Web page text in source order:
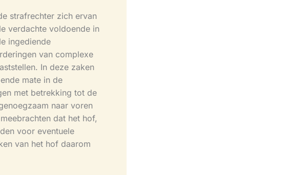
strafrechter zich ervan
verdachte voldoende in
ingediende
van complexe
In deze zaken
mate in de
met betrekking tot de
naar voren
dat het hof,
voor eventuele
van het hof daarom